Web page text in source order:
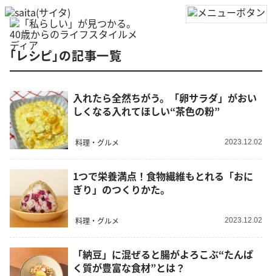
「レシピ」の記事一覧
入れたら全然ちがう。「卵サラダ」がおい
しくなる入れてほしい“茶色の粉”
料理・グルメ 2023.12.02
1つで栄養満点！食物繊維もとれる「おに
ぎり」のつくりかた。
料理・グルメ 2023.12.02
「納豆」に混ぜると腸がよろこぶ“たんぱ
く質が豊富な食材”とは？